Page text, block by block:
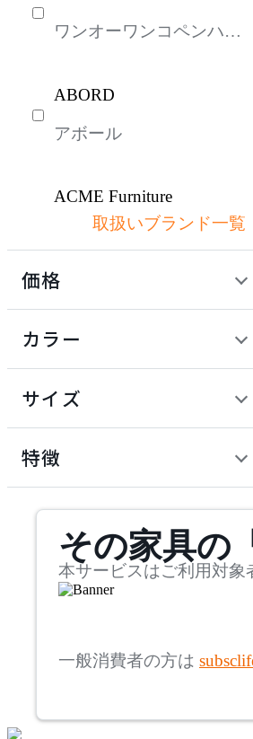
ワンオーワンコペンハー
ABORD
アボール
ACME Furniture
アクメファニチャー
アダル
ADAL TOTAL INTERIOR
アコレクション
アドレス
取扱いブランド一覧
価格
カラー
サイズ
mm
検索
~
~
特徴
その家具の
本サービスはご利用対象
一般消費者の方は